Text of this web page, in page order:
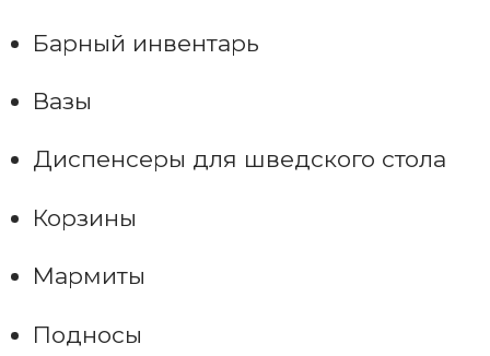
Барный инвентарь
Вазы
Диспенсеры для шведского стола
Корзины
Мармиты
Подносы